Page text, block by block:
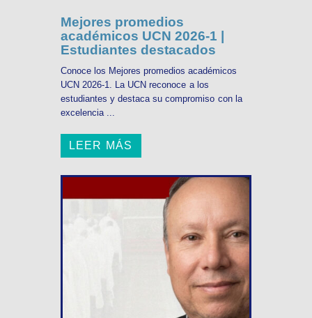
Mejores promedios
académicos UCN 2026-1 |
Estudiantes destacados
Conoce los Mejores promedios académicos
UCN 2026-1. La UCN reconoce a los
estudiantes y destaca su compromiso con la
excelencia ...
LEER MÁS